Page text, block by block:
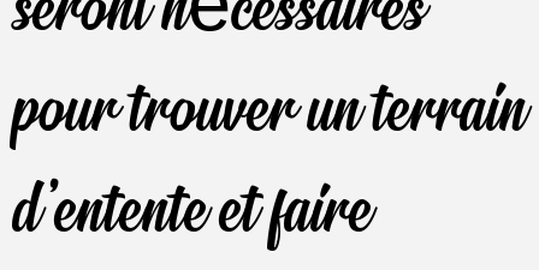
pour trouver un terrain
d'entente et faire